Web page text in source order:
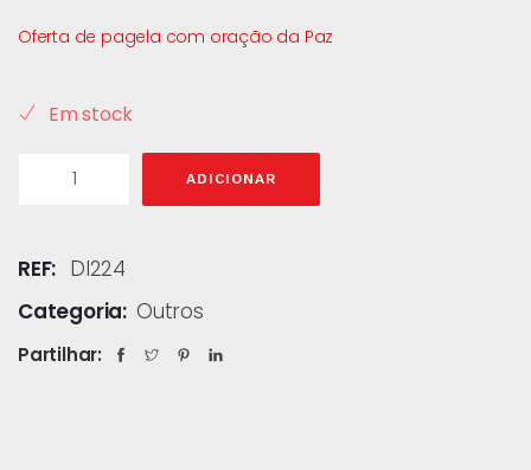
Oferta de pagela com oração da Paz
Em stock
ADICIONAR
REF: DI224
Categoria: Outros
Partilhar: